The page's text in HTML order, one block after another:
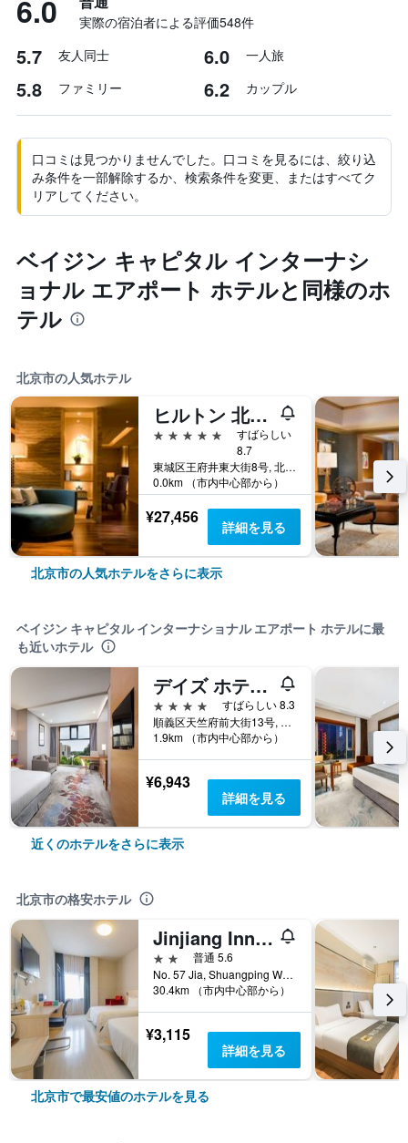
6.0 実際の宿泊者による評価548​件
5.7 友人同士 6.0 一人旅
5.8 ファミリー 6.2 カップル
口コミは見つかりませんでした。口コミを見るには、絞り込
み条件を一部解除するか、検索条件を変更、またはすべてク
リアしてください。
ベイジン キャピタル インターナシ
ョナル エアポート ホテルと同様のホ
テル
北京市の人気ホテル
ヒルトン 北京 王府井
5つ星
すばらしい
8.7
東城区王府井東大街8号, 北京市, 中国
0.0km （市内中心部から）
¥27,456 詳細を見る
北京市の人気ホテルをさらに表示
ベイジン キャピタル インターナショナル エアポート ホテルに最
も近いホテル
デイズ ホテル 北京 ニュー エキシビション センター (北京明豪戴斯酒店)
4つ星
すばらしい 8.3
順義区天竺府前大街13号, 北京市, 中国
1.9km （市内中心部から）
¥6,943
詳細を見る
近くのホテルをさらに表示
北京市の格安ホテル
Jinjiang Inn Beijing Capital Airport Shunyi Metro Station
2つ星
普通 5.6
No. 57 Jia, Shuangping West Street, 北京市, 中国
30.4km （市内中心部から）
¥3,115
詳細を見る
北京市で最安値のホテルを見る